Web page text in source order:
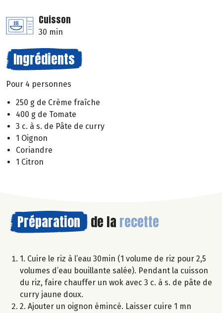
Cuisson
30 min
Ingrédients
Pour 4 personnes
250 g de Crème fraîche
400 g de Tomate
3 c. à s. de Pâte de curry
1 Oignon
Coriandre
1 Citron
Préparation de la recette
1. Cuire le riz à l’eau 30min (1 volume de riz pour 2,5
volumes d’eau bouillante salée). Pendant la cuisson
du riz, faire chauffer un wok avec 3 c. à s. de pâte de
curry jaune doux.
2. Ajouter un oignon émincé. Laisser cuire 1 mn